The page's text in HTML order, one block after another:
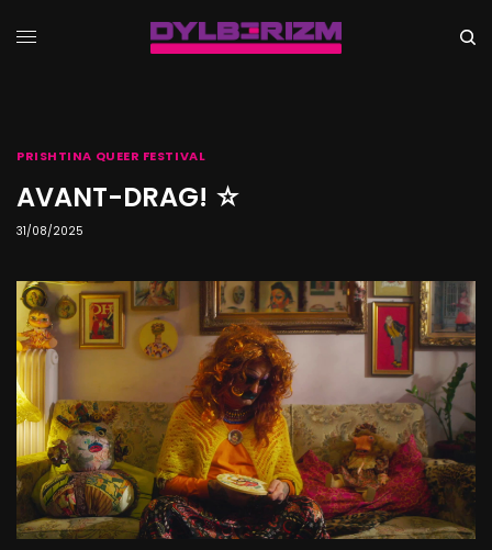
PRISHTINA QUEER FESTIVAL
AVANT-DRAG! ☆
31/08/2025